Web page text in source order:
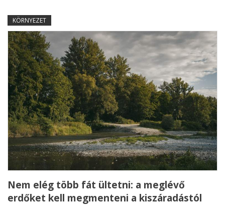
KÖRNYEZET
Nem elég több fát ültetni: a meglévő
erdőket kell megmenteni a kiszáradástól